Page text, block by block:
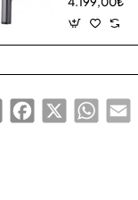
ShareFacebook
X